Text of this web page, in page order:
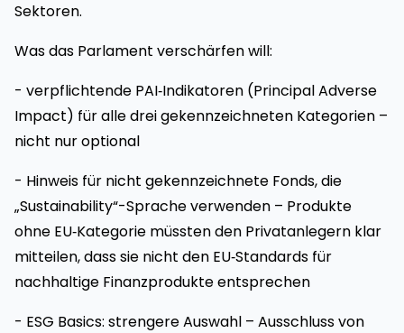
Sektoren.
Was das Parlament verschärfen will:
- verpflichtende PAI‑Indikatoren (Principal Adverse
Impact) für alle drei gekennzeichneten Kategorien –
nicht nur optional
- Hinweis für nicht gekennzeichnete Fonds, die
„Sustainability“-Sprache verwenden – Produkte
ohne EU‑Kategorie müssten den Privatanlegern klar
mitteilen, dass sie nicht den EU‑Standards für
nachhaltige Finanzprodukte entsprechen
- ESG Basics: strengere Auswahl – Ausschluss von